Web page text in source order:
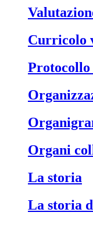
Curricolo
Protocollo
Organi
La storia
La storia